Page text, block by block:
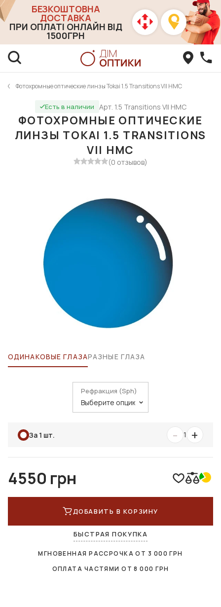
БЕЗКОШТОВНА
ДОСТАВКА
ПРИ ОПЛАТІ ОНЛАЙН ВІД
1500ГРН
Фотохромные оптические линзы Tokai 1.5 Transitions VII HMC
Есть в наличии Арт. 1.5 Transitions VII HMC
ФОТОХРОМНЫЕ ОПТИЧЕСКИЕ
ЛИНЗЫ TOKAI 1.5 TRANSITIONS
VII HMC
(0 отзывов)
ОДИНАКОВЫЕ ГЛАЗАРАЗНЫЕ ГЛАЗА
Рефракция (Sph)
За 1 шт. - 1 +
4550 грн
ДОБАВИТЬ В КОРЗИНУ
БЫСТРАЯ ПОКУПКА
МГНОВЕННАЯ РАССРОЧКА ОТ 3 000 ГРН
ОПЛАТА ЧАСТЯМИ ОТ8 000 ГРН